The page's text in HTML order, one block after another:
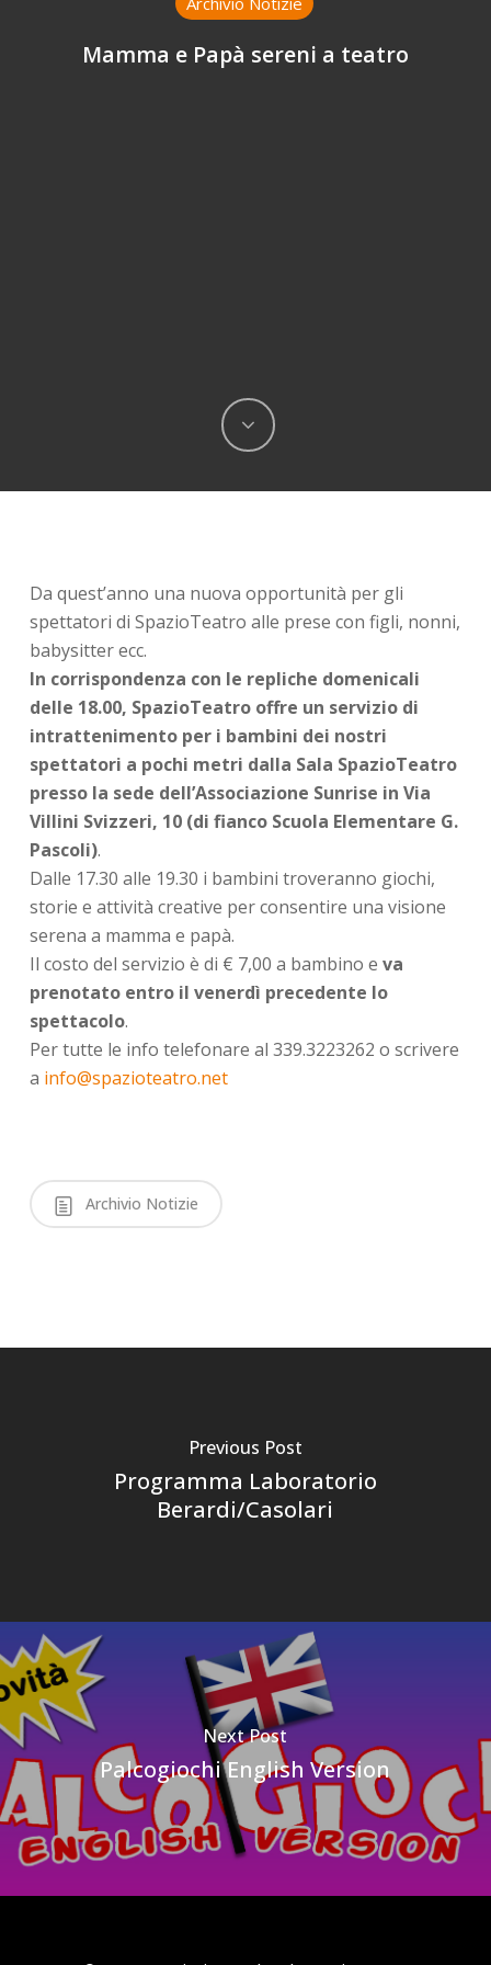
Mamma e Papà sereni a teatro
Da quest’anno una nuova opportunità per gli
spettatori di SpazioTeatro alle prese con figli, nonni,
babysitter ecc.
In corrispondenza con le repliche domenicali
delle 18.00, SpazioTeatro offre un servizio di
intrattenimento per i bambini dei nostri
spettatori a pochi metri dalla Sala SpazioTeatro
presso la sede dell’Associazione Sunrise in Via
Villini Svizzeri, 10 (di fianco Scuola Elementare G.
Pascoli).
Dalle 17.30 alle 19.30 i bambini troveranno giochi,
storie e attività creative per consentire una visione
serena a mamma e papà.
Il costo del servizio è di € 7,00 a bambino e va
prenotato entro il venerdì precedente lo
spettacolo.
Per tutte le info telefonare al 339.3223262 o scrivere
a info@spazioteatro.net
Archivio Notizie
Previous Post
Programma Laboratorio
Berardi/Casolari
Next Post
Palcogiochi English Version